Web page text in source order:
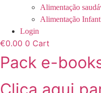
Alimentação
Alimentação
Login
€0.00 0 Cart
Pack e-